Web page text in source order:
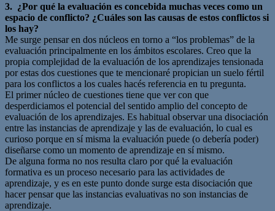
3. ¿Por qué la evaluación es concebida muchas veces como un
espacio de conflicto? ¿Cuáles son las causas de estos conflictos si
los hay?
Me surge pensar en dos núcleos en torno a “los problemas” de la
evaluación principalmente en los ámbitos escolares. Creo que la
propia complejidad de la evaluación de los aprendizajes tensionada
por estas dos cuestiones que te mencionaré propician un suelo fértil
para los conflictos a los cuales hacés referencia en tu pregunta.
El primer núcleo de cuestiones tiene que ver con que
desperdiciamos el potencial del sentido amplio del concepto de
evaluación de los aprendizajes. Es habitual observar una disociación
entre las instancias de aprendizaje y las de evaluación, lo cual es
curioso porque en sí misma la evaluación puede (o debería poder)
diseñarse como un momento de aprendizaje en sí mismo.
De alguna forma no nos resulta claro por qué la evaluación
formativa es un proceso necesario para las actividades de
aprendizaje, y es en este punto donde surge esta disociación que
hacer pensar que las instancias evaluativas no son instancias de
aprendizaje.